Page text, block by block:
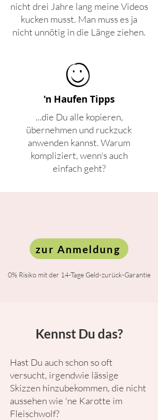
nicht drei Jahre lang meine Videos
kucken musst. Man muss es ja
nicht unnötig in die Länge ziehen.
'n Haufen Tipps
...die Du alle kopieren,
übernehmen und ruckzuck
anwenden kannst. Warum
kompliziert, wenn's auch
einfach geht?
zur Anmeldung
0% Risiko mit der 14-Tage Geld-zurück-Garantie
Kennst Du das?
Hast Du auch schon so oft
versucht, irgendwie lässige
Skizzen hinzubekommen, die nicht
aussehen wie 'ne Karotte im
Fleischwolf?